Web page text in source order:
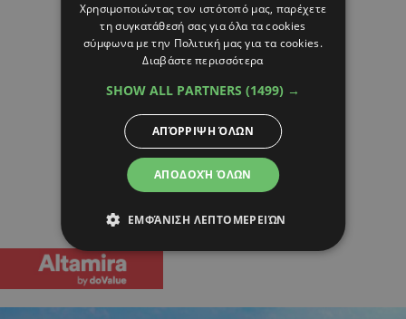
Χρησιμοποιώντας τον ιστότοπό μας, παρέχετε
τη συγκατάθεσή σας για όλα τα cookies
σύμφωνα με την Πολιτική μας για τα cookies.
Διαβάστε περισσότερα
SHOW ALL PARTNERS (1499) →
ΑΠΟΔΟΧΉ ΌΛΩΝ
ΑΠΌΡΡΙΨΗ ΌΛΩΝ
ΕΜΦΆΝΙΣΗ ΛΕΠΤΟΜΕΡΕΙΏΝ